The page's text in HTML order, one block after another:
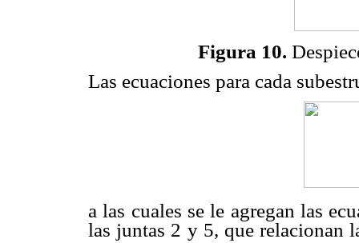
Figura 10.
Las ecuaciones para cada
a las cuales se le agregan las
las juntas 2 y 5, que relacionan